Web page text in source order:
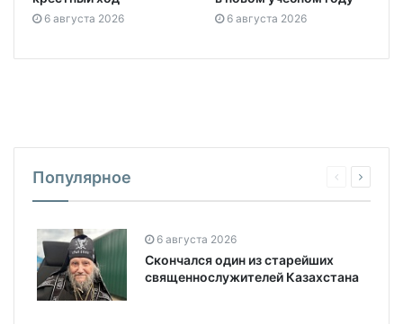
6 августа 2026 6 августа 2026
Популярное
6 августа 2026
Скончался один из старейших
священнослужителей Казахстана